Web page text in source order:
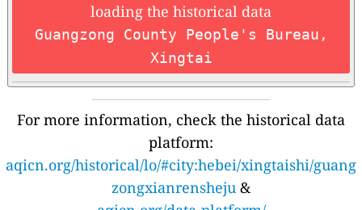
loading the historical data
Guangzong County People's Bureau,
Xingtai
For more information, check the historical data
platform:
aqicn.org/historical/lo/#city:hebei/xingtaishi/guang
zongxianrensheju &